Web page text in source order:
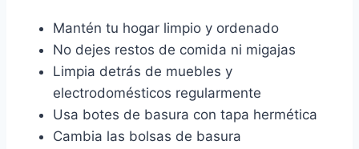
Mantén tu hogar limpio y ordenado
No dejes restos de comida ni migajas
Limpia detrás de muebles y
electrodomésticos regularmente
Usa botes de basura con tapa hermética
Cambia las bolsas de basura